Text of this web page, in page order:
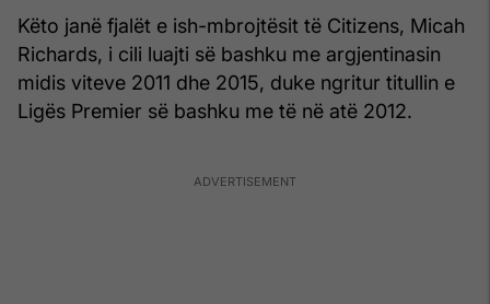
Këto janë fjalët e ish-mbrojtësit të Citizens, Micah
Richards, i cili luajti së bashku me argjentinasin
midis viteve 2011 dhe 2015, duke ngritur titullin e
Ligës Premier së bashku me të në atë 2012.